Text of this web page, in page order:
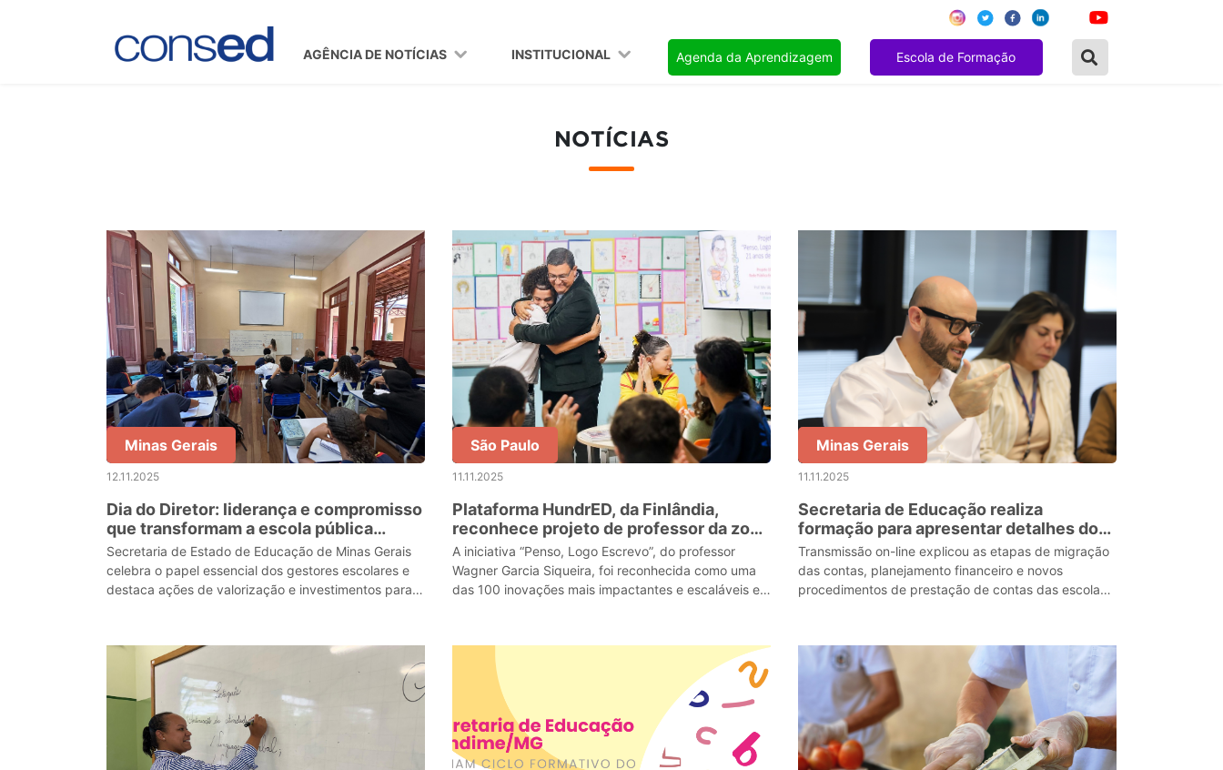
AGÊNCIA DE NOTÍCIAS INSTITUCIONAL Agenda da Aprendizagem Escola de Formação
NOTÍCIAS
Minas Gerais
12.11.2025
Dia do Diretor: liderança e compromisso
que transformam a escola pública
mineira
Secretaria de Estado de Educação de Minas Gerais
celebra o papel essencial dos gestores escolares e
destaca ações de valorização e investimentos para
São Paulo
11.11.2025
Plataforma HundrED, da Finlândia,
reconhece projeto de professor da zona
leste de SP como uma das 100
inovações educacionais mais
impactantes do ano
A iniciativa “Penso, Logo Escrevo”, do professor
Wagner Garcia Siqueira, foi reconhecida como uma
das 100 inovações mais impactantes e escaláveis e
Minas Gerais
11.11.2025
Secretaria de Educação realiza
formação para apresentar detalhes do
novo sistema do Caixa Escolar
Transmissão on-line explicou as etapas de migração
das contas, planejamento financeiro e novos
procedimentos de prestação de contas das escolas